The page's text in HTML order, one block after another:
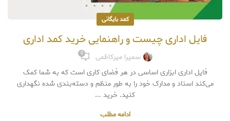
کمد بایگانی
فایل اداری چیست و راهنمایی خرید کمد اداری
سمیرا میرکاظمی 0
فایل اداری ابزاری اساسی در هر فضای کاری است که به شما کمک
می‌کند اسناد و مدارک خود را به طور منظم و دسته‌بندی شده نگهداری
کنید. خرید ...
ادامه مطلب